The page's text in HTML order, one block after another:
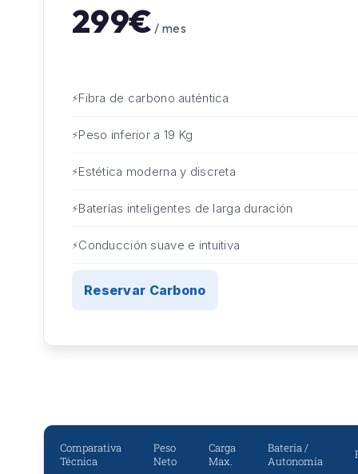
299€ / mes
Fibra de carbono auténtica
Peso inferior a 19 Kg
Estética moderna y discreta
Baterías inteligentes de larga duración
Conducción suave e intuitiva
Reservar Carbono
Comparativa
Técnica
Peso
Neto
Carga
Max.
Batería /
Autonomía